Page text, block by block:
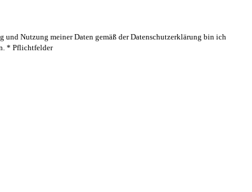
Nutzung meiner Daten gemäß der Datenschutzerklärung bin ich
* Pflichtfelder